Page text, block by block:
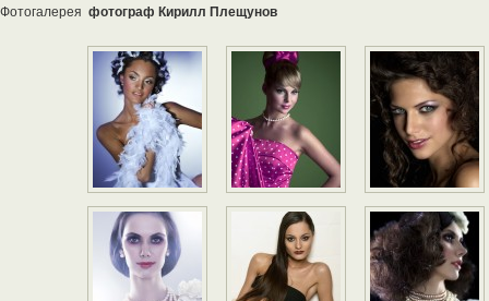
Фотогалерея фотограф Кирилл Плещунов